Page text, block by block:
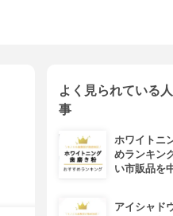
よく見られている
事
ホワイトニ
めランキン
い市販品を
アイシャド